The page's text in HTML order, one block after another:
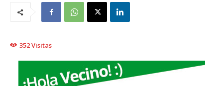
352Visitas